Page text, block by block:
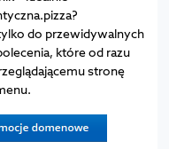
do przewidywalnych
które od razu
stronę